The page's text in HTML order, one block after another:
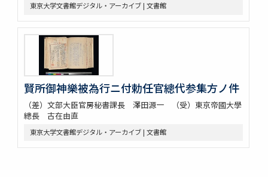
東京大学文書館デジタル・アーカイブ | 文書館
賢所御神樂被為行ニ付勅任官總代参集方ノ件
（差）文部大臣官房秘書課長 澤田源一 （受）東京帝國大學
總長 古在由直
東京大学文書館デジタル・アーカイブ | 文書館